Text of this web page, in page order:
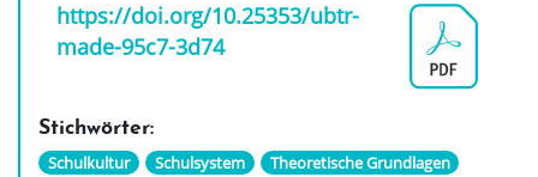
https://doi.org/10.25353/ubtr-
made-95c7-3d74
Stichwörter:
Schulkultur Schulsystem Theoretische Grundlagen